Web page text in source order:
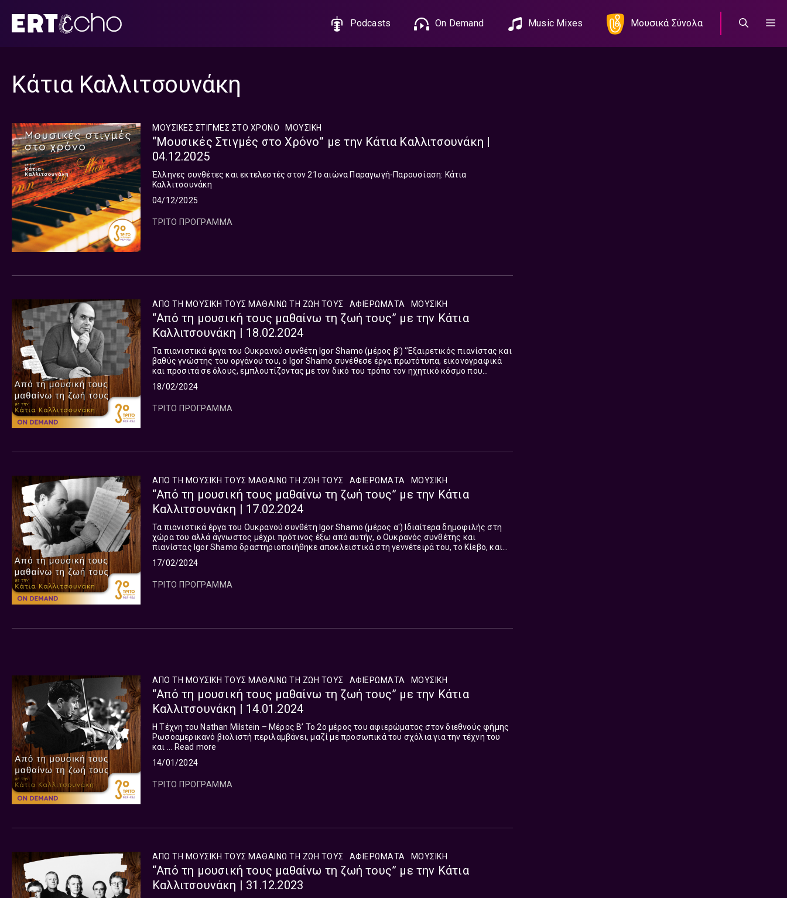
περιεχόμενο
Podcasts On Demand Music Mixes Μουσικά Σύνολα
Κάτια Καλλιτσουνάκη
ΜΟΥΣΙΚΕΣ ΣΤΙΓΜΕΣ ΣΤΟ ΧΡΟΝΟ ΜΟΥΣΙΚΉ
“Μουσικές Στιγμές στο Χρόνο” με την Κάτια Καλλιτσουνάκη |
04.12.2025
Έλληνες συνθέτες και εκτελεστές στον 21ο αιώνα Παραγωγή-Παρουσίαση: Κάτια
Καλλιτσουνάκη
04/12/2025
ΤΡΙΤΟ ΠΡΟΓΡΑΜΜΑ
ΑΠΟ ΤΗ ΜΟΥΣΙΚΗ ΤΟΥΣ ΜΑΘΑΙΝΩ ΤΗ ΖΩΗ ΤΟΥΣ ΑΦΙΕΡΏΜΑΤΑ ΜΟΥΣΙΚΉ
“Από τη μουσική τους μαθαίνω τη ζωή τους” με την Κάτια
Καλλιτσουνάκη | 18.02.2024
Τα πιανιστικά έργα του Ουκρανού συνθέτη Igor Shamo (μέρος β') ‘’Eξαιρετικός πιανίστας και
βαθύς γνώστης του οργάνου του, o Ιgor Shamo συνέθεσε έργα πρωτότυπα, εικονογραφικά
και προσιτά σε όλους, εμπλουτίζοντας με τον δικό του τρόπο τον ηχητικό κόσμο που
18/02/2024
ΤΡΙΤΟ ΠΡΟΓΡΑΜΜΑ
ΑΠΟ ΤΗ ΜΟΥΣΙΚΗ ΤΟΥΣ ΜΑΘΑΙΝΩ ΤΗ ΖΩΗ ΤΟΥΣ ΑΦΙΕΡΏΜΑΤΑ ΜΟΥΣΙΚΉ
“Από τη μουσική τους μαθαίνω τη ζωή τους” με την Κάτια
Καλλιτσουνάκη | 17.02.2024
Τα πιανιστικά έργα του Ουκρανού συνθέτη Igor Shamo (μέρος α') Ιδιαίτερα δημοφιλής στη
χώρα του αλλά άγνωστος μέχρι πρότινος έξω από αυτήν, ο Ουκρανός συνθέτης και
πιανίστας Igor Shamo δραστηριοποιήθηκε αποκλειστικά στη γεννέτειρά του, το Κίεβο, και
17/02/2024
ΤΡΙΤΟ ΠΡΟΓΡΑΜΜΑ
ΑΠΟ ΤΗ ΜΟΥΣΙΚΗ ΤΟΥΣ ΜΑΘΑΙΝΩ ΤΗ ΖΩΗ ΤΟΥΣ ΑΦΙΕΡΏΜΑΤΑ ΜΟΥΣΙΚΉ
“Από τη μουσική τους μαθαίνω τη ζωή τους” με την Κάτια
Καλλιτσουνάκη | 14.01.2024
Η Τέχνη του Nathan Milstein – Μέρος Β’ Το 2ο μέρος του αφιερώματος στον διεθνούς φήμης
Ρωσοαμερικανό βιολιστή περιλαμβάνει, μαζί με προσωπικά του σχόλια για την τέχνη του
και ...
Read more
14/01/2024
ΤΡΙΤΟ ΠΡΟΓΡΑΜΜΑ
ΑΠΟ ΤΗ ΜΟΥΣΙΚΗ ΤΟΥΣ ΜΑΘΑΙΝΩ ΤΗ ΖΩΗ ΤΟΥΣ ΑΦΙΕΡΏΜΑΤΑ ΜΟΥΣΙΚΉ
“Από τη μουσική τους μαθαίνω τη ζωή τους” με την Κάτια
Καλλιτσουνάκη | 31.12.2023